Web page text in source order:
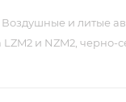
Воздушные и литые
и NZM2, черно-